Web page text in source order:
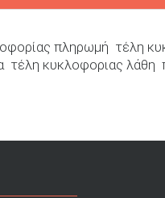
πληρωμή τέλη
τέλη κυκλοφοριας λάθη